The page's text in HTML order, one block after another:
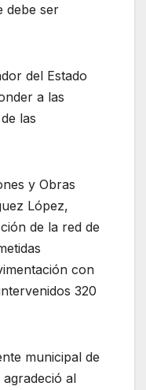
debe ser
del Estado
a las
las
y Obras
López,
de la red de
con
320
municipal de
al